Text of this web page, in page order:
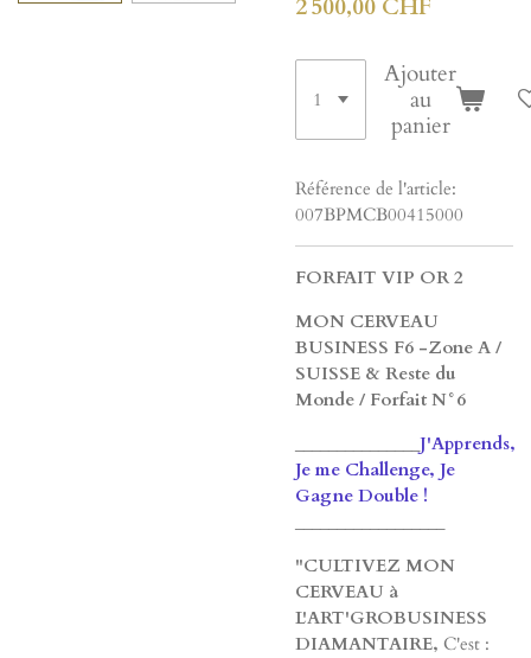
2 500,00 CHF
Ajouter
au
panier
Référence de l'article:
007BPMCB00415000
FORFAIT VIP OR 2
MON CERVEAU
BUSINESS F6 -Zone A /
SUISSE & Reste du
Monde / Forfait N°6
J'Apprends,
Je me Challenge, Je
Gagne Double !
"CULTIVEZ MON
CERVEAU à
L'ART'GROBUSINESS
DIAMANTAIRE, C'est :